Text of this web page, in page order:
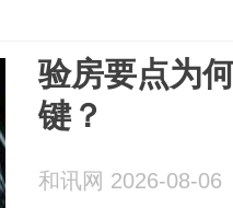
验房要点为
键？
和讯网 2026-08-06